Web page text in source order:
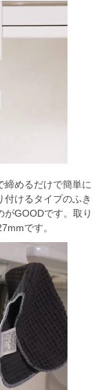
締めるだけで簡単に
けるタイプのふき
がGOODです。取り
です。